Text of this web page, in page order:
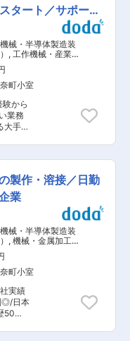
受及び
電動
世界
など
品
調整
って
能を
ラム
るた
だき
器が
づくり
る環
重視
なが
けま
や民
。 長
重ね
る重要
支え
貢献
タート／サポート
械・半導体製造装
, 工作機械・産業機
理
町小室
から
業務
手化
現地
らの依
打ち合
のや
作成
定
の書
張エリ
張頻
。 ・
内容
た
依頼
や引
・試用
製作・溶接／日勤
業
械・半導体製造装
, 機械・金属加工
町小室
実績
◎/日本
50年